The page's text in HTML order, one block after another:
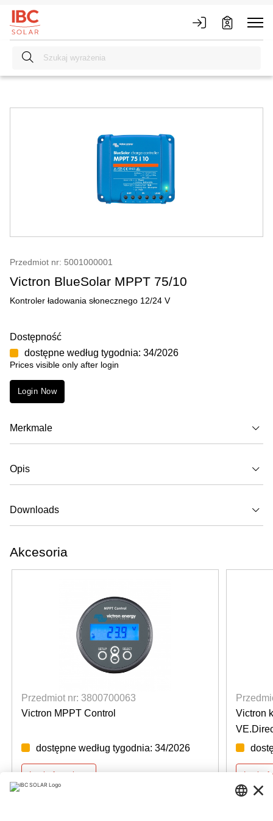
Przedmiot nr: 5001000001
Victron BlueSolar MPPT 75/10
Kontroler ładowania słonecznego 12/24 V
Dostępność
dostępne według tygodnia: 34/2026
Prices visible only after login
Login Now
Merkmale
Opis
Downloads
Akcesoria
Przedmiot nr: 3800700063
Victron MPPT Control
dostępne według tygodnia: 34/2026
Login for prices
Victron
Login